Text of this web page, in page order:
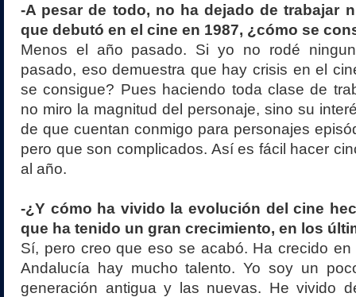
-A pesar de todo, no ha dejado de trabajar
que debutó en el cine en 1987, ¿cómo se
Menos el año pasado. Si yo no rodé
pasado, eso demuestra que hay crisis en el
se consigue? Pues haciendo toda clase de
no miro la magnitud del personaje, sino su
de que cuentan conmigo para personajes
pero que son complicados. Así es fácil hacer
al año.
-¿Y cómo ha vivido la evolución del cine
que ha tenido un gran crecimiento, en los
Sí, pero creo que eso se acabó. Ha crecido
Andalucía hay mucho talento. Yo soy un
generación antigua y las nuevas. He vivido